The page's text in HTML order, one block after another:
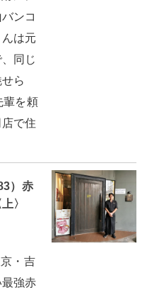
ンコ
は元
同じ
ら
輩を頼
で住
）赤
〉
・吉
強赤